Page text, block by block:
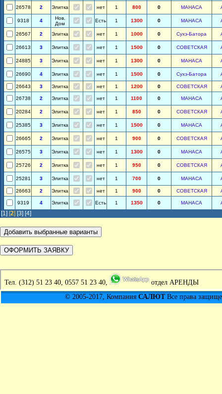
26578 2 Элитка нет 1 800 0 МАНАСА
9318 4
Нов.
Дом
Есть 1 1300 0 МАНАСА
26567 2 Элитка нет 1 1000 0 Сухэ-Батора
26613 3 Элитка нет 1 1500 0 СОВЕТСКАЯ
24885 3 Элитка нет 1 1300 0 МАНАСА
26690 4 Элитка нет 1 1500 0 Сухэ-Батора
26643 3 Элитка нет 1 1200 0 СОВЕТСКАЯ
26738 2 Элитка нет 1 1100 0 МАНАСА
20284 2 Элитка нет 1 850 0 СОВЕТСКАЯ
25385 3 Элитка нет 1 1500 0 МАНАСА
26665 2 Элитка нет 1 900 0 СОВЕТСКАЯ
26575 3 Элитка нет 1 1300 0 МАНАСА
25726 2 Элитка нет 1 950 0 СОВЕТСКАЯ
25281 3 Элитка нет 1 700 0 МАНАСА
26663 2 Элитка нет 1 900 0 СОВЕТСКАЯ
9319 4 Элитка Есть 1 1350 0 МАНАСА
[1] [2] [3] [4]
Тел. (312) 51 23 40, 0557 51 23 40,
отдел АРЕНДЫ
© 2005-2017, Компания САЛЮТВсе права